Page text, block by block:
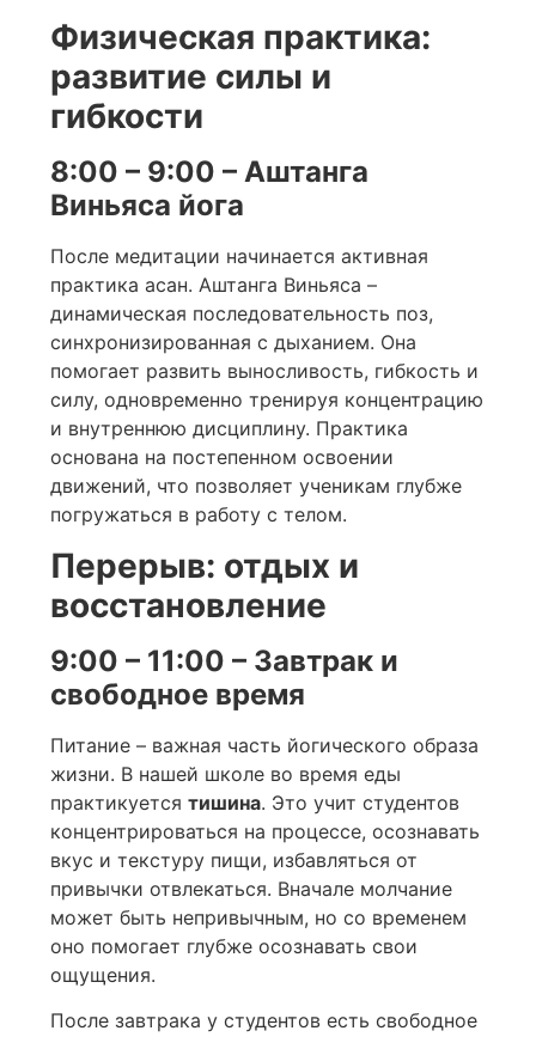
Физическая практика:
развитие силы и
гибкости
8:00 – 9:00 – Аштанга
Виньяса йога
После медитации начинается активная
практика асан. Аштанга Виньяса –
динамическая последовательность поз,
синхронизированная с дыханием. Она
помогает развить выносливость, гибкость и
силу, одновременно тренируя концентрацию
и внутреннюю дисциплину. Практика
основана на постепенном освоении
движений, что позволяет ученикам глубже
погружаться в работу с телом.
Перерыв: отдых и
восстановление
9:00 – 11:00 – Завтрак и
свободное время
Питание – важная часть йогического образа
жизни. В нашей школе во время еды
практикуетсятишина. Это учит студентов
концентрироваться на процессе, осознавать
вкус и текстуру пищи, избавляться от
привычки отвлекаться. Вначале молчание
может быть непривычным, но со временем
оно помогает глубже осознавать свои
ощущения.
После завтрака у студентов есть свободное